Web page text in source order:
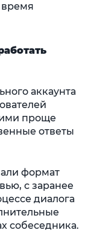
время
аккаунта
проще
ответы
формат
с заранее
диалога
собеседника.